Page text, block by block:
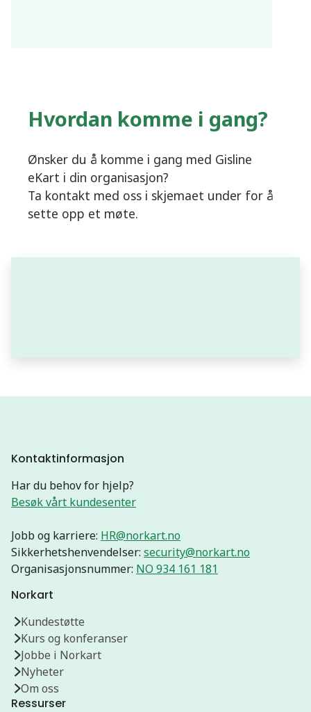
Hvordan komme i gang?
Ønsker du å komme i gang med Gisline
eKart i din organisasjon?
Ta kontakt med oss i skjemaet under for å
sette opp et møte.
Kontaktinformasjon
Har du behov for hjelp?
Besøk vårt kundesenter
Jobb og karriere: HR@norkart.no
Sikkerhetshenvendelser: security@norkart.no
Organisasjonsnummer: NO 934 161 181
Norkart
Kundestøtte
Kurs og konferanser
Jobbe i Norkart
Nyheter
Om oss
Ressurser